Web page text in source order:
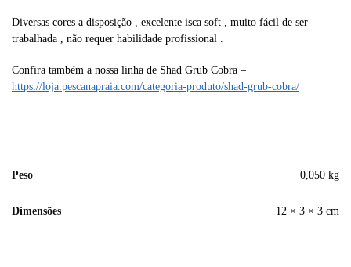
Diversas cores a disposição , excelente isca soft , muito fácil de ser
trabalhada , não requer habilidade profissional .
Confira também a nossa linha de Shad Grub Cobra –
https://loja.pescanapraia.com/categoria-produto/shad-grub-cobra/
Peso 0,050 kg
Dimensões 12 × 3 × 3 cm